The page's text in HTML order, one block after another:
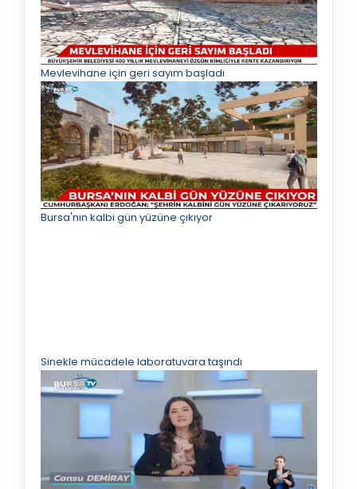
Mevlevihane için geri sayım başladı
Bursa'nın kalbi gün yüzüne çıkıyor
Sinekle mücadele laboratuvara taşındı